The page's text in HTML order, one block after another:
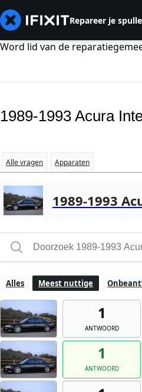
Repareer je
Word lid van de
1989-1993 Acura
Alle vragen Apparaten
1989-1993
Alles Meest nuttige
1
ANTWOORD
1
ANTWOORD